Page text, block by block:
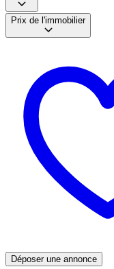
Prix de l'immobilier
Déposer une annonce